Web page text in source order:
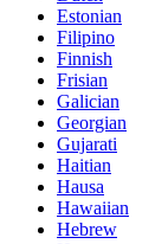
Estonian
Filipino
Finnish
Frisian
Galician
Georgian
Gujarati
Haitian
Hausa
Hawaiian
Hebrew